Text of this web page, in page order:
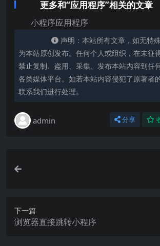
更多和“应用程序”相关的文章
小程序应用程序
声明：本站所有文章，如无特
为本站原创发布。任何个人或组织，在未征
禁止复制、盗用、采集、发布本站内容到任
各类媒体平台。如若本站内容侵犯了原著者
联系我们进行处理。
admin 分享
下一篇
浏览器直接跳转小程序